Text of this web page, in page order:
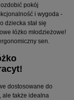
pokój
i wygoda -
dziecka stał się
łóżko młodzieżowe!
sen.
dostosowane do
ale także idealna